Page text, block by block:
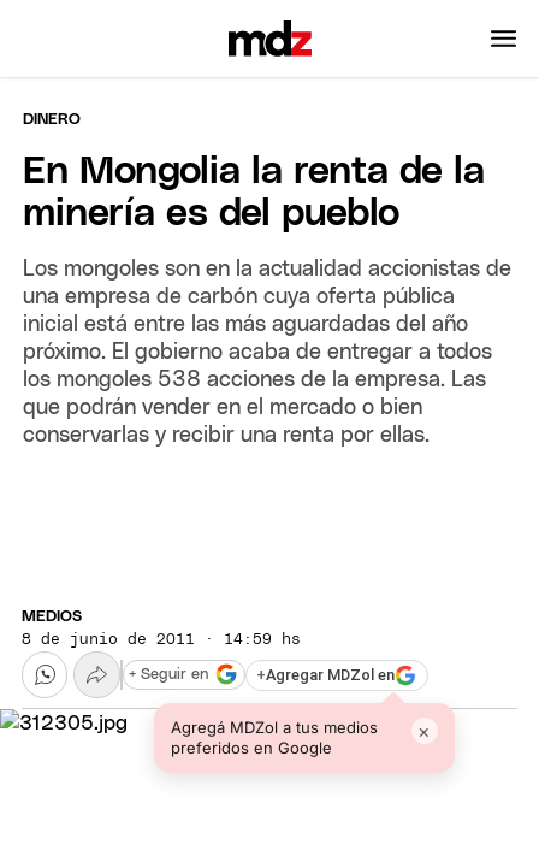
DINERO
En Mongolia la renta de la
minería es del pueblo
Los mongoles son en la actualidad accionistas de
una empresa de carbón cuya oferta pública
inicial está entre las más aguardadas del año
próximo. El gobierno acaba de entregar a todos
los mongoles 538 acciones de la empresa. Las
que podrán vender en el mercado o bien
conservarlas y recibir una renta por ellas.
MEDIOS
8 de junio de 2011 · 14:59 hs
+Agregar MDZol en
Agregá MDZol a tus medios
preferidos en Google
×
+ Seguir en